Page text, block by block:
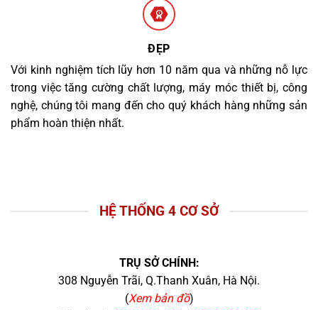
ĐẸP
Với kinh nghiệm tích lũy hơn 10 năm qua và những nỗ lực
trong việc tăng cường chất lượng, máy móc thiết bị, công
nghệ, chúng tôi mang đến cho quý khách hàng những sản
phẩm hoàn thiện nhất.
HỆ THỐNG 4 CƠ SỞ
TRỤ SỞ CHÍNH:
308 Nguyễn Trãi, Q.Thanh Xuân, Hà Nội.
(Xem bản đồ)